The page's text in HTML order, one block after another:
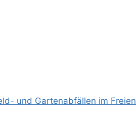
und Gartenabfällen im Freien